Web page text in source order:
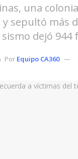
una
sepultó más
dejó 944
Por Equipo CA360